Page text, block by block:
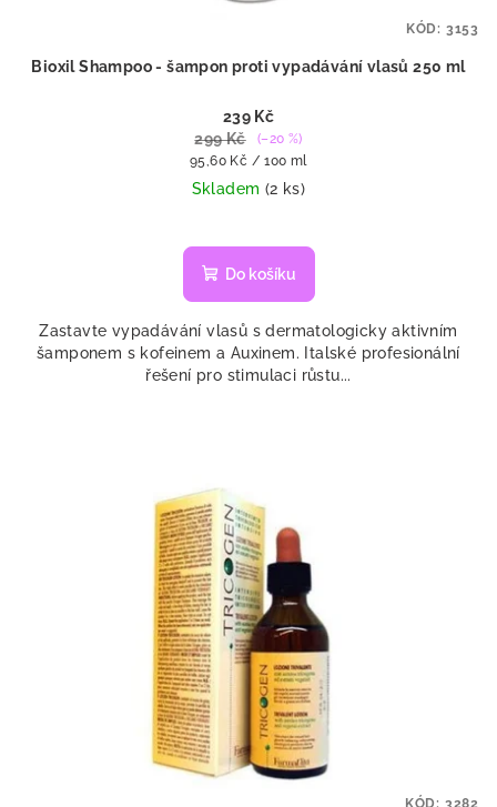
Bioxil Shampoo - šampon proti vypadávání vlasů 250 ml
239 Kč
299 Kč
(–20 %)
Měrná
cena:
95,60 Kč / 100 ml
Skladem (2 ks)
Do košíku
Zastavte vypadávání vlasů s dermatologicky aktivním
šamponem s kofeinem a Auxinem. Italské profesionální
řešení pro stimulaci růstu...
KÓD: 3153